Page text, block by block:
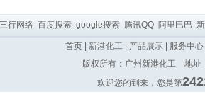
行网络 百度搜索 google搜索 腾讯QQ 阿里巴巴
首页 新港化工 产品展示 服务中心
版权所有：广州新港化工 地
欢迎您的到来，您是第